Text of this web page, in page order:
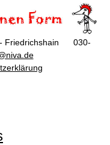
Friedrichshain 030-